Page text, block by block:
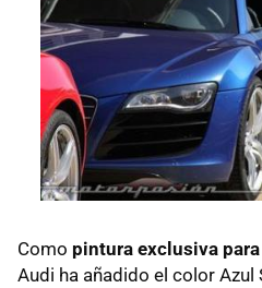
Como pintura exclusiva
Audi ha añadido el color